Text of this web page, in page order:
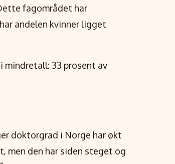
fagområdet har
andelen kvinner ligget
33 prosent av
doktorgrad i Norge har økt
men den har siden steget og